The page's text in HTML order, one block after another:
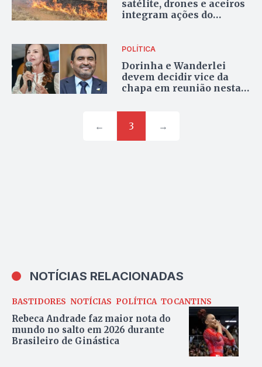
satélite, drones e aceiros
integram ações do
POLÍTICA
Dorinha e Wanderlei
devem decidir vice da
chapa em reunião nesta
← 3 →
NOTÍCIAS RELACIONADAS
BASTIDORES NOTÍCIAS POLÍTICA TOCANTINS
Rebeca Andrade faz maior nota do
mundo no salto em 2026 durante
Brasileiro de Ginástica